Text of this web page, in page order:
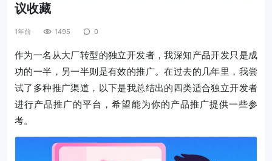
议收藏
1年前 1495 0
作为一名从大厂转型的独立开发者，我深知产品开发只是成
功的一半，另一半则是有效的推广。在过去的几年里，我尝
试了多种推广渠道，以下是我总结出的四类适合独立开发者
进行产品推广的平台，希望能为你的产品推广提供一些参
考。